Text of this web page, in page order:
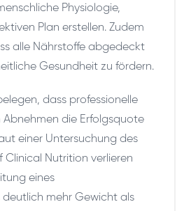
Physiologie,
Plan erstellen. Zudem
alle Nährstoffe abgedeckt
Gesundheit zu fördern.
dass professionelle
die Erfolgsquote
einer Untersuchung des
Nutrition verlieren
eines
deutlich mehr Gewicht als